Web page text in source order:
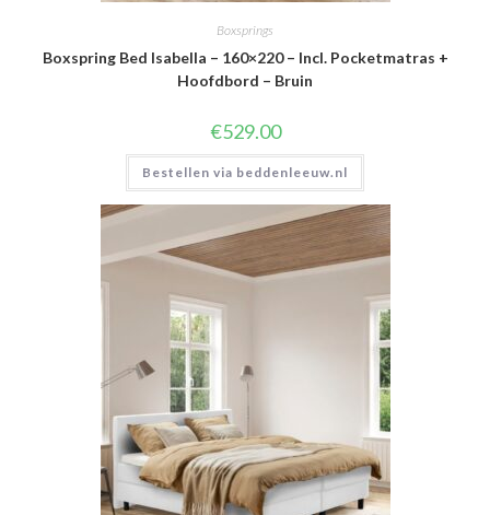
Boxsprings
Boxspring Bed Isabella – 160×220 – Incl. Pocketmatras +
Hoofdbord – Bruin
€529.00
Bestellen via beddenleeuw.nl